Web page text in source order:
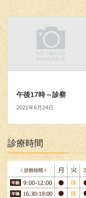
午後17時～診察
2021年6月24日
診療時間